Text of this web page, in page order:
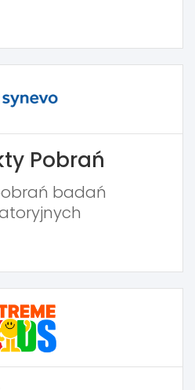
Pobrań
badań